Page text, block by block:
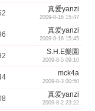
2 k
真爱yanzi
2009-8-16 15:47
真爱yanzi
2009-8-16 15:45
S.H.E樂園
2009-8-5 09:10
mck4a
2009-8-3 00:50
真爱yanzi
2009-8-2 23:22